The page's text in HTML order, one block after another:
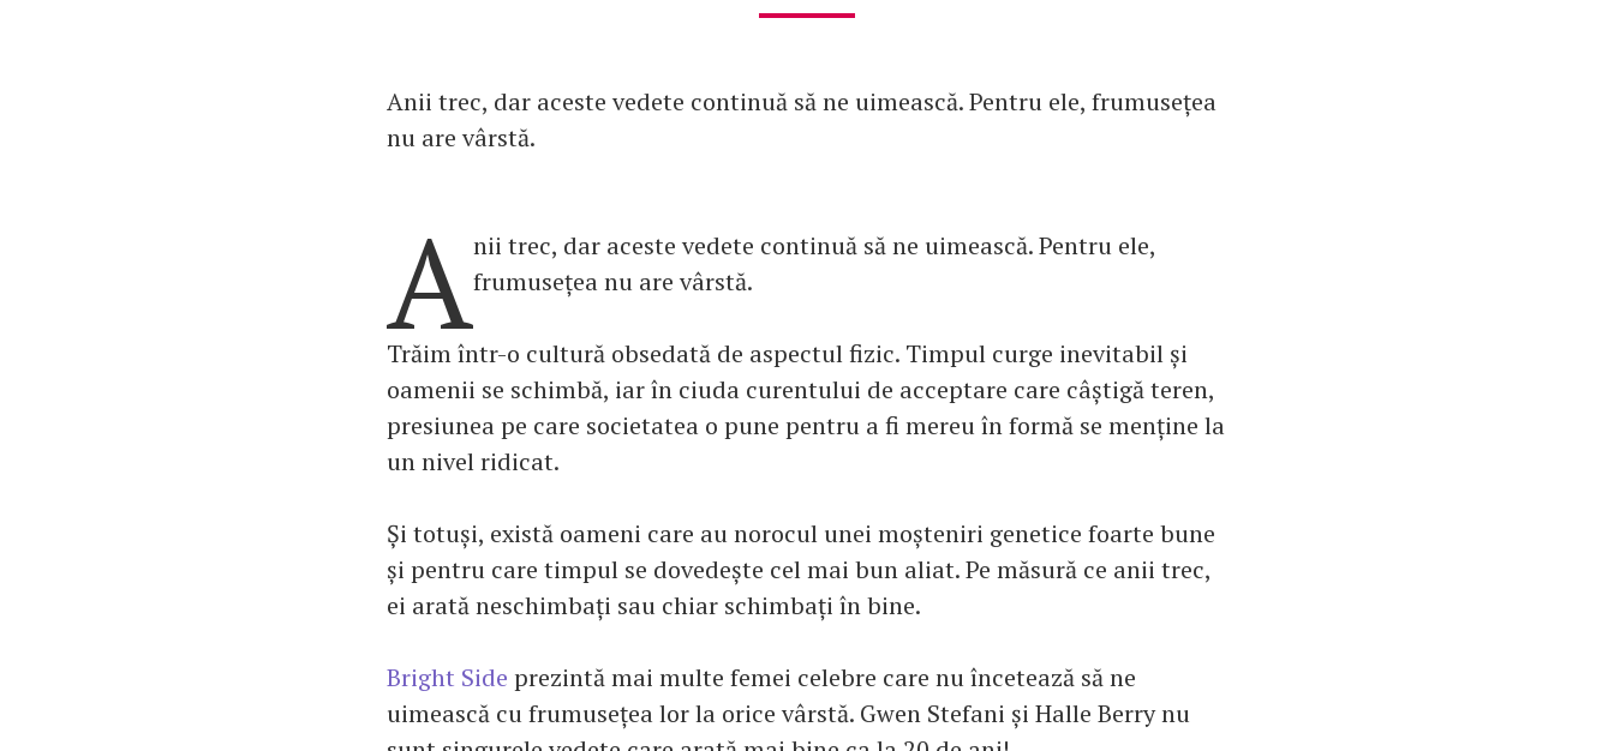
Anii trec, dar aceste vedete continuă să ne uimească. Pentru ele, frumusețea
nu are vârstă.
Anii trec, dar aceste vedete continuă să ne uimească. Pentru ele,
frumusețea nu are vârstă.
Trăim într-o cultură obsedată de aspectul fizic. Timpul curge inevitabil și
oamenii se schimbă, iar în ciuda curentului de acceptare care câștigă teren,
presiunea pe care societatea o pune pentru a fi mereu în formă se menține la
un nivel ridicat.
Și totuși, există oameni care au norocul unei moșteniri genetice foarte bune
și pentru care timpul se dovedește cel mai bun aliat. Pe măsură ce anii trec,
ei arată neschimbați sau chiar schimbați în bine.
Bright Side prezintă mai multe femei celebre care nu încetează să ne
uimească cu frumusețea lor la orice vârstă. Gwen Stefani și Halle Berry nu